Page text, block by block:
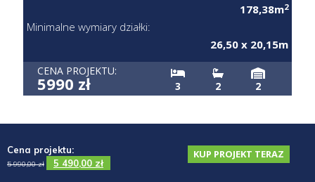
Cena projektu:
5 990,00zł 5 490,00 zł
KUP PROJEKT TERAZ
178,38m2
Minimalne wymiary działki:
26,50 x 20,15m
CENA PROJEKTU:
5990 zł 3 2 2